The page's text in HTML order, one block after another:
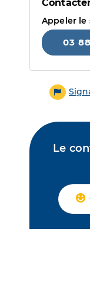
Appeler le
03
Le